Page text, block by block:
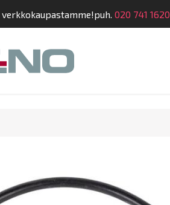
verkkokaupastamme!puh. 020 741 1620
Shop